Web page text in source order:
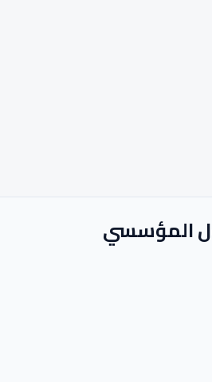
المؤسسي